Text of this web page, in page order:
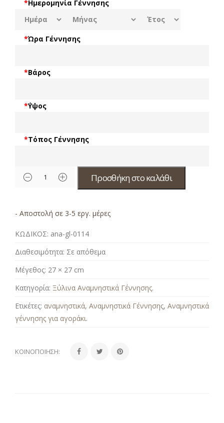
*Ημερομηνία Γέννησης
*Ώρα Γέννησης
*Βάρος
*΄Υψος
*Τόπος Γέννησης
Προσθήκη στο καλάθι
- Αποστολή σε 3-5 εργ. μέρες
ΚΩΔΙΚΟΣ: ana-gl-0114
Διαθεσιμότητα: Σε απόθεμα
Μέγεθος: 27 × 27 cm
Κατηγορία: Ξύλινα Αναμνηστικά Γέννησης.
Ετικέτες: αναμνηστικά, Αναμνηστικά Γέννησης, Αναμνηστικά
γέννησης για αγοράκι.
ΚΟΙΝΟΠΟΊΗΣΗ: